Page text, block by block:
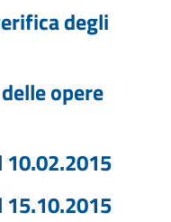
degli
opere
10.02.2015
15.10.2015